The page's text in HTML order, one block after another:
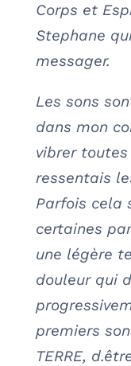
Corps et
Stephane
messager.
Les sons
dans mon
vibrer
ressentais
Parfois cela
certaines
une légère
douleur qui
premiers
TERRE,